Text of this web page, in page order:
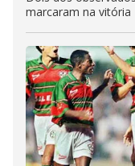
marcaram na vitória